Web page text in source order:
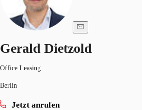
Favoriten
Gerald Dietzold
Office Leasing
Berlin
Jetzt anrufen